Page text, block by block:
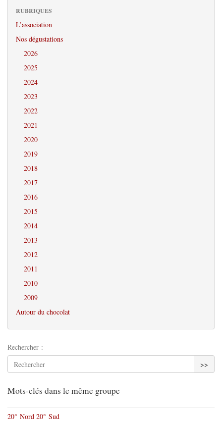
RUBRIQUES
L’association
Nos dégustations
2026
2025
2024
2023
2022
2021
2020
2019
2018
2017
2016
2015
2014
2013
2012
2011
2010
2009
Autour du chocolat
Rechercher :
>>
Mots-clés dans le même groupe
20° Nord 20° Sud